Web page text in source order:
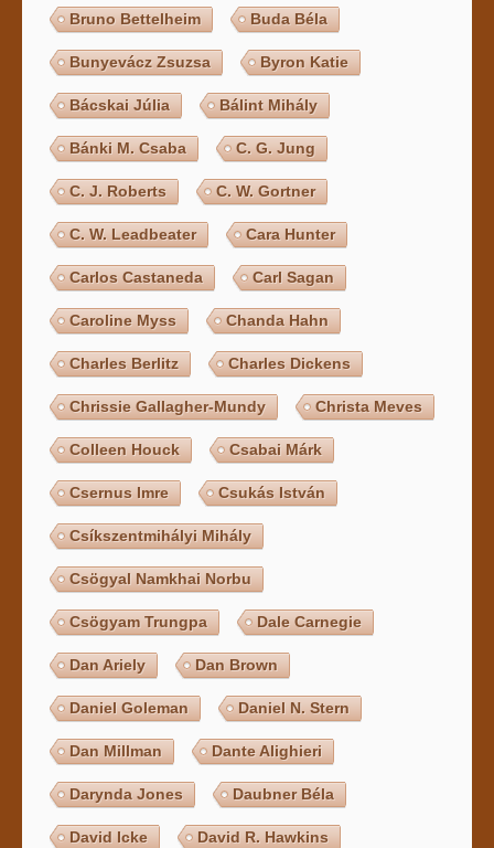
Bruno Bettelheim Buda Béla
Bunyevácz Zsuzsa Byron Katie
Bácskai Júlia Bálint Mihály
Bánki M. Csaba C. G. Jung
C. J. Roberts C. W. Gortner
C. W. Leadbeater Cara Hunter
Carlos Castaneda Carl Sagan
Caroline Myss Chanda Hahn
Charles Berlitz Charles Dickens
Chrissie Gallagher-Mundy Christa Meves
Colleen Houck Csabai Márk
Csernus Imre Csukás István
Csíkszentmihályi Mihály
Csögyal Namkhai Norbu
Csögyam Trungpa Dale Carnegie
Dan Ariely Dan Brown
Daniel Goleman Daniel N. Stern
Dan Millman Dante Alighieri
Darynda Jones Daubner Béla
David Icke David R. Hawkins